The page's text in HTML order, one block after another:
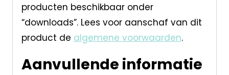
producten beschikbaar onder
“downloads”. Lees voor aanschaf van dit
product de algemene voorwaarden.
Aanvullende informatie